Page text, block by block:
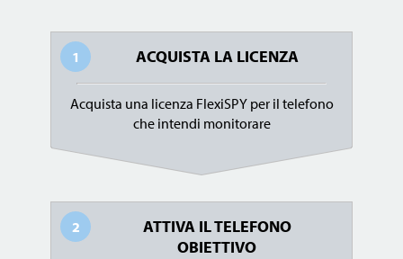
1 ACQUISTA LA LICENZA
Acquista una licenza FlexiSPY per il telefono
che intendi monitorare
2
ATTIVA IL TELEFONO
OBIETTIVO